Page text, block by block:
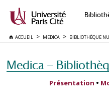
ACCUEIL MEDICA BIBLIOTHÈQUE
Medica —
Présentation •